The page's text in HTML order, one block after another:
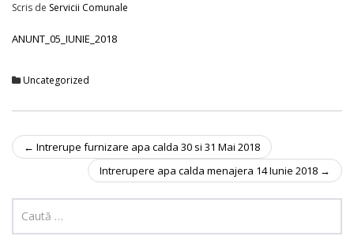
Scris de Servicii Comunale
ANUNT_05_IUNIE_2018
Uncategorized
Post navigation
← Intrerupe furnizare apa calda 30 si 31 Mai 2018
Intrerupere apa calda menajera 14 Iunie 2018 →